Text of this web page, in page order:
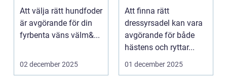
Att välja rätt hundfoder
är avgörande för din
fyrbenta väns välm&...
02 december 2025
perfekta balans
Att finna rätt
dressyrsadel kan vara
avgörande för både
hästens och ryttar...
01 december 2025